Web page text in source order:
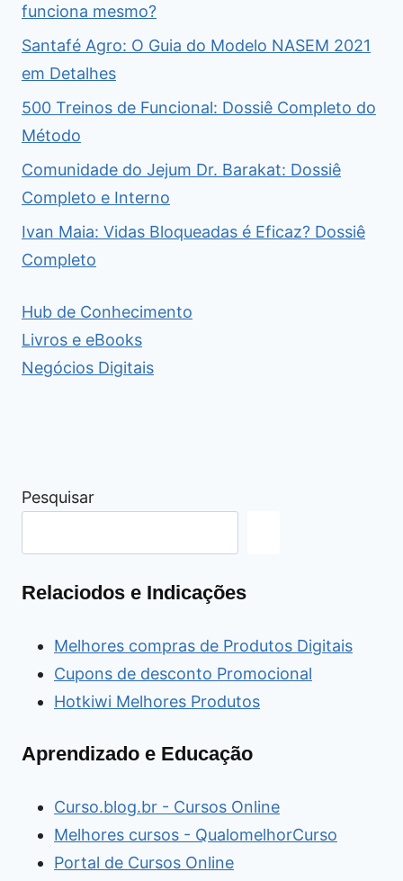
funciona mesmo?
Santafé Agro: O Guia do Modelo NASEM 2021
em Detalhes
500 Treinos de Funcional: Dossiê Completo do
Método
Comunidade do Jejum Dr. Barakat: Dossiê
Completo e Interno
Ivan Maia: Vidas Bloqueadas é Eficaz? Dossiê
Completo
Hub de Conhecimento
Livros e eBooks
Negócios Digitais
Pesquisar
Relaciodos e Indicações
Melhores compras de Produtos Digitais
Cupons de desconto Promocional
Hotkiwi Melhores Produtos
Aprendizado e Educação
Curso.blog.br - Cursos Online
Melhores cursos - QualomelhorCurso
Portal de Cursos Online